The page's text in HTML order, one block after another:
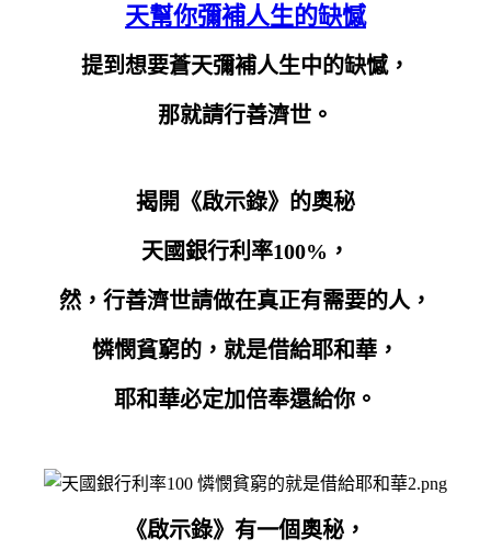
天幫你彌補人生的缺憾
提到想要蒼天彌補人生中的缺憾，
那就請行善濟世。
揭開《啟示錄》的奧秘
天國銀行利率100%，
然，行善濟世請做在真正有需要的人，
憐憫貧窮的，就是借給耶和華，
耶和華必定加倍奉還給你。
《啟示錄》有一個奧秘，